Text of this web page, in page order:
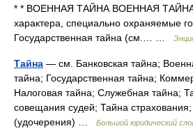
* * ВОЕННАЯ ТАЙНА ВОЕННАЯ ТАЙНА,
характера, специально охраняемые
Государственная тайна (см.… …
Тайна — см. Банковская тайна;
тайна; Государственная тайна;
Налоговая тайна; Служебная тайна;
совещания судей; Тайна
(удочерения) …
Большой юридический